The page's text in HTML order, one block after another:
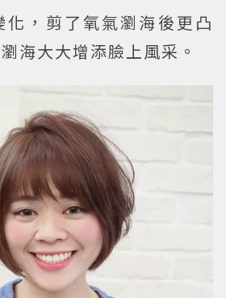
化，剪了氧氣瀏海後更凸
海大大增添臉上風采。